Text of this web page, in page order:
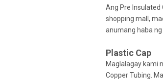
Ang Pre
shopping mall,
anumang haba
Plastic Cap
Maglalagay kami
Copper Tubing.